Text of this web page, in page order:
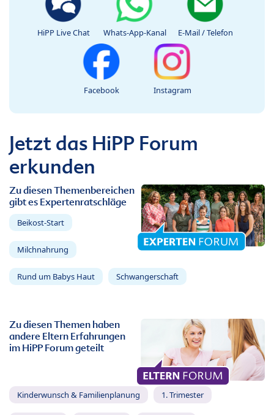
HiPP Live Chat Whats-App-Kanal E-Mail / Telefon
Facebook Instagram
Jetzt das HiPP Forum
erkunden
Zu diesen Themenbereichen
gibt es Expertenratschläge
Beikost-Start
Milchnahrung
Rund um Babys Haut Schwangerschaft
Zu diesen Themen haben
andere Eltern Erfahrungen
im HiPP Forum geteilt
Kinderwunsch & Familienplanung 1. Trimester